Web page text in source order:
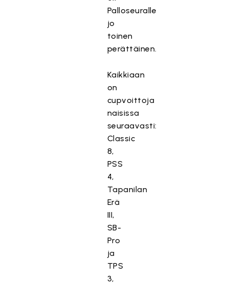
Palloseuralle
jo
toinen
perättäinen.
Kaikkiaan
on
cupvoittoja
naisissa
seuraavasti:
Classic
8,
PSS
4,
Tapanilan
Erä
III,
SB-
Pro
ja
TPS
3,